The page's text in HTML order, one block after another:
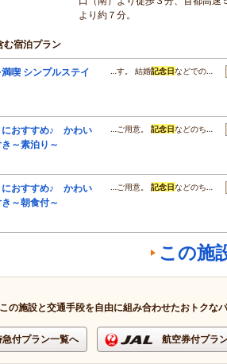
より約７分。
む宿泊プラン
満喫 シンプルステイ
…す。 結婚記念日などでの…
におすすめ♪ かわい
～素泊り～
…ご用意。記念日などのち…
におすすめ♪ かわい
～朝食付～
…ご用意。記念日などのち…
この施
この施設と交通手段を自由に組み合わせたおトクな
付プラン一覧へ 航空券付プラ